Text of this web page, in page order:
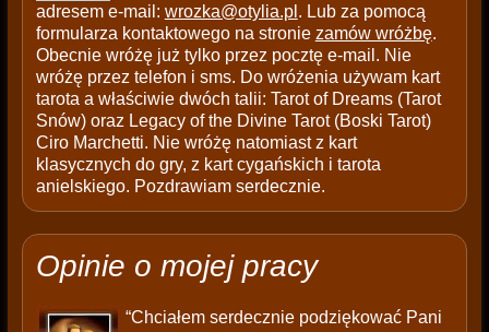
adresem e-mail: wrozka@otylia.pl . Lub za pomocą
formularza kontaktowego na stronie zamów wróżbę.
Obecnie wróżę już tylko przez pocztę e-mail. Nie
wróżę przez telefon i sms. Do wróżenia używam kart
tarota a właściwie dwóch talii: Tarot of Dreams (Tarot
Snów) oraz Legacy of the Divine Tarot (Boski Tarot)
Ciro Marchetti. Nie wróżę natomiast z kart
klasycznych do gry, z kart cygańskich i tarota
anielskiego. Pozdrawiam serdecznie.
Opinie o mojej pracy
“Chciałem serdecznie podziękować Pani